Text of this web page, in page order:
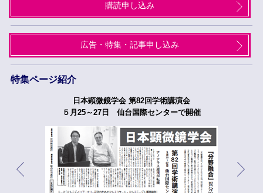
購読申し込み
広告・特集・記事申し込み
特集ページ紹介
日本顕微鏡学会 第82回学術講演会
５月25～27日 仙台国際センターで開催